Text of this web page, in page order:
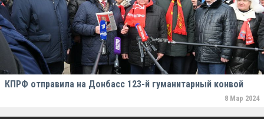
КПРФ отправила на Донбасс 123-й гуманитарный конвой
8 Мар 2024